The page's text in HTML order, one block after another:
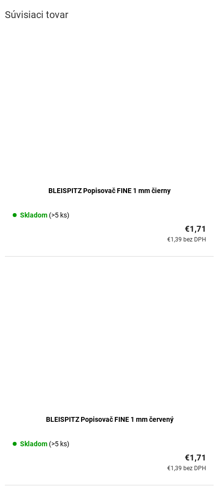
Súvisiaci tovar
BLEISPITZ Popisovač FINE 1 mm čierny
Skladom (>5 ks)
€1,39 bez DPH
€1,71
BLEISPITZ Popisovač FINE 1 mm červený
Skladom (>5 ks)
€1,39 bez DPH
€1,71